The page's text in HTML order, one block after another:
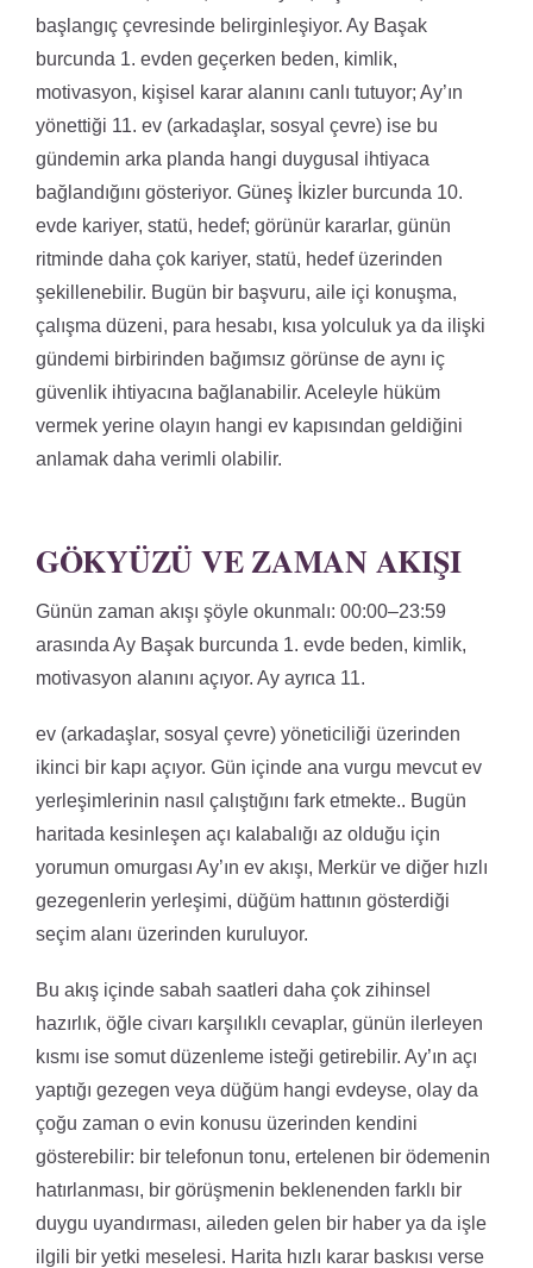
başlangıç çevresinde belirginleşiyor. Ay Başak
burcunda 1. evden geçerken beden, kimlik,
motivasyon, kişisel karar alanını canlı tutuyor; Ay’ın
yönettiği 11. ev (arkadaşlar, sosyal çevre) ise bu
gündemin arka planda hangi duygusal ihtiyaca
bağlandığını gösteriyor. Güneş İkizler burcunda 10.
evde kariyer, statü, hedef; görünür kararlar, günün
ritminde daha çok kariyer, statü, hedef üzerinden
şekillenebilir. Bugün bir başvuru, aile içi konuşma,
çalışma düzeni, para hesabı, kısa yolculuk ya da ilişki
gündemi birbirinden bağımsız görünse de aynı iç
güvenlik ihtiyacına bağlanabilir. Aceleyle hüküm
vermek yerine olayın hangi ev kapısından geldiğini
anlamak daha verimli olabilir.
GÖKYÜZÜ VE ZAMAN AKIŞI
Günün zaman akışı şöyle okunmalı: 00:00–23:59
arasında Ay Başak burcunda 1. evde beden, kimlik,
motivasyon alanını açıyor. Ay ayrıca 11.
ev (arkadaşlar, sosyal çevre) yöneticiliği üzerinden
ikinci bir kapı açıyor. Gün içinde ana vurgu mevcut ev
yerleşimlerinin nasıl çalıştığını fark etmekte.. Bugün
haritada kesinleşen açı kalabalığı az olduğu için
yorumun omurgası Ay’ın ev akışı, Merkür ve diğer hızlı
gezegenlerin yerleşimi, düğüm hattının gösterdiği
seçim alanı üzerinden kuruluyor.
Bu akış içinde sabah saatleri daha çok zihinsel
hazırlık, öğle civarı karşılıklı cevaplar, günün ilerleyen
kısmı ise somut düzenleme isteği getirebilir. Ay’ın açı
yaptığı gezegen veya düğüm hangi evdeyse, olay da
çoğu zaman o evin konusu üzerinden kendini
gösterebilir: bir telefonun tonu, ertelenen bir ödemenin
hatırlanması, bir görüşmenin beklenenden farklı bir
duygu uyandırması, aileden gelen bir haber ya da işle
ilgili bir yetki meselesi. Harita hızlı karar baskısı verse